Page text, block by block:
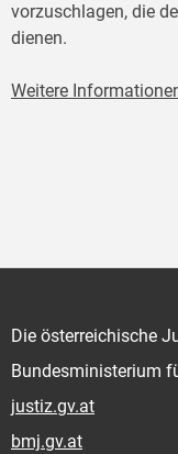
vorzuschlagen, die
dienen.
Weitere
Die österreichische
Bundesministerium
justiz.gv.at
bmj.gv.at